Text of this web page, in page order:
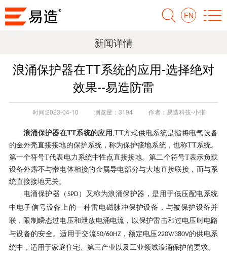
EN
新闻详情
浪涌保护器在TT系统的应用-选择绝对
效果--易造防雷
时间:2023-04-10 浏览量： 3194 作者： 易造科技-小张
浪涌保护器在TT系统的应用 ,TT方式供电系统是指将电气设备
的金外壳直接接地的保护系统，称为保护接地系统，也称TT系统。
第一个符号T代表电力系统中性点直接接地。第二个符号T表示负载
设备外露不与带电体相接的金属导电部分与大地直接联接，而与系
统直接接地无关。
电涌保护器（ SPD）又称为浪涌保护器，是用于低压配电系统
中电子信号设备上的一种雷电磁脉冲保护设备，与被保护设备并
联， 限制瞬态过电压和泄放电涌电流，以保护雷击和过电压时电路
与设备的安全。适用于交流50/60HZ，额定电压220V/380V的供电系
统中，适用于家庭住宅、第三产业以及工业领域浪涌保护的要求。